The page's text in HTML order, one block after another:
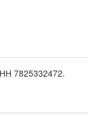
7825332472.